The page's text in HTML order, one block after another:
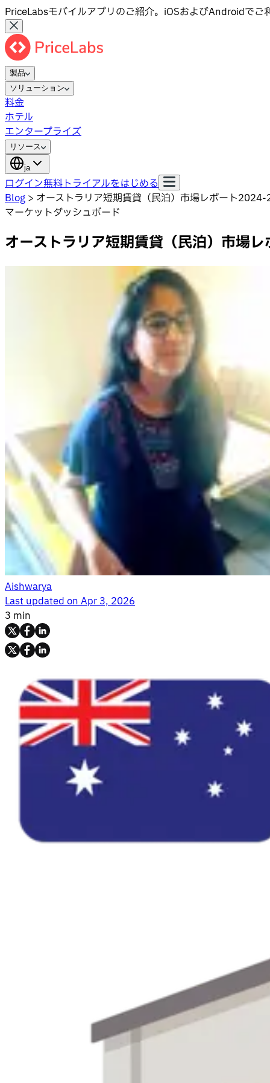
PriceLabsモバイルアプリのご紹介。iOSおよびAndroidでご
製品
ソリューション
料金
ホテル
エンタープライズ
リソース
ja
ログイン無料トライアルをはじめる
Blog > オーストラリア短期賃貸（民泊）市場レポート
マーケットダッシュボード
オーストラリア短期賃貸（民泊）市場
Aishwarya
Last updated onApr 3, 2026
3 min